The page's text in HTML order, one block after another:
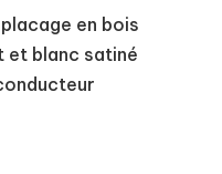
en bois
et blanc satiné